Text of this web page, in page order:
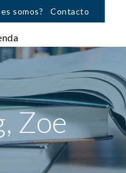
somos? Contacto
Zoe